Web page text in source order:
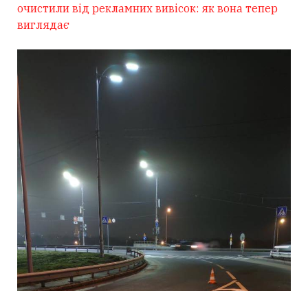
очистили від рекламних вивісок: як вона тепер
виглядає